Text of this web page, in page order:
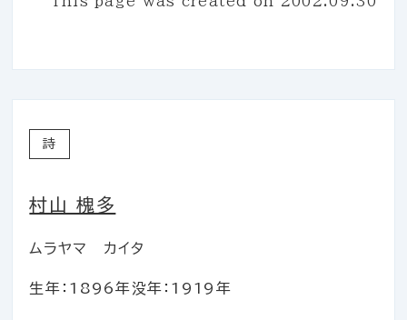
詩
村山 槐多
ムラヤマ カイタ
生年：1896年没年：1919年